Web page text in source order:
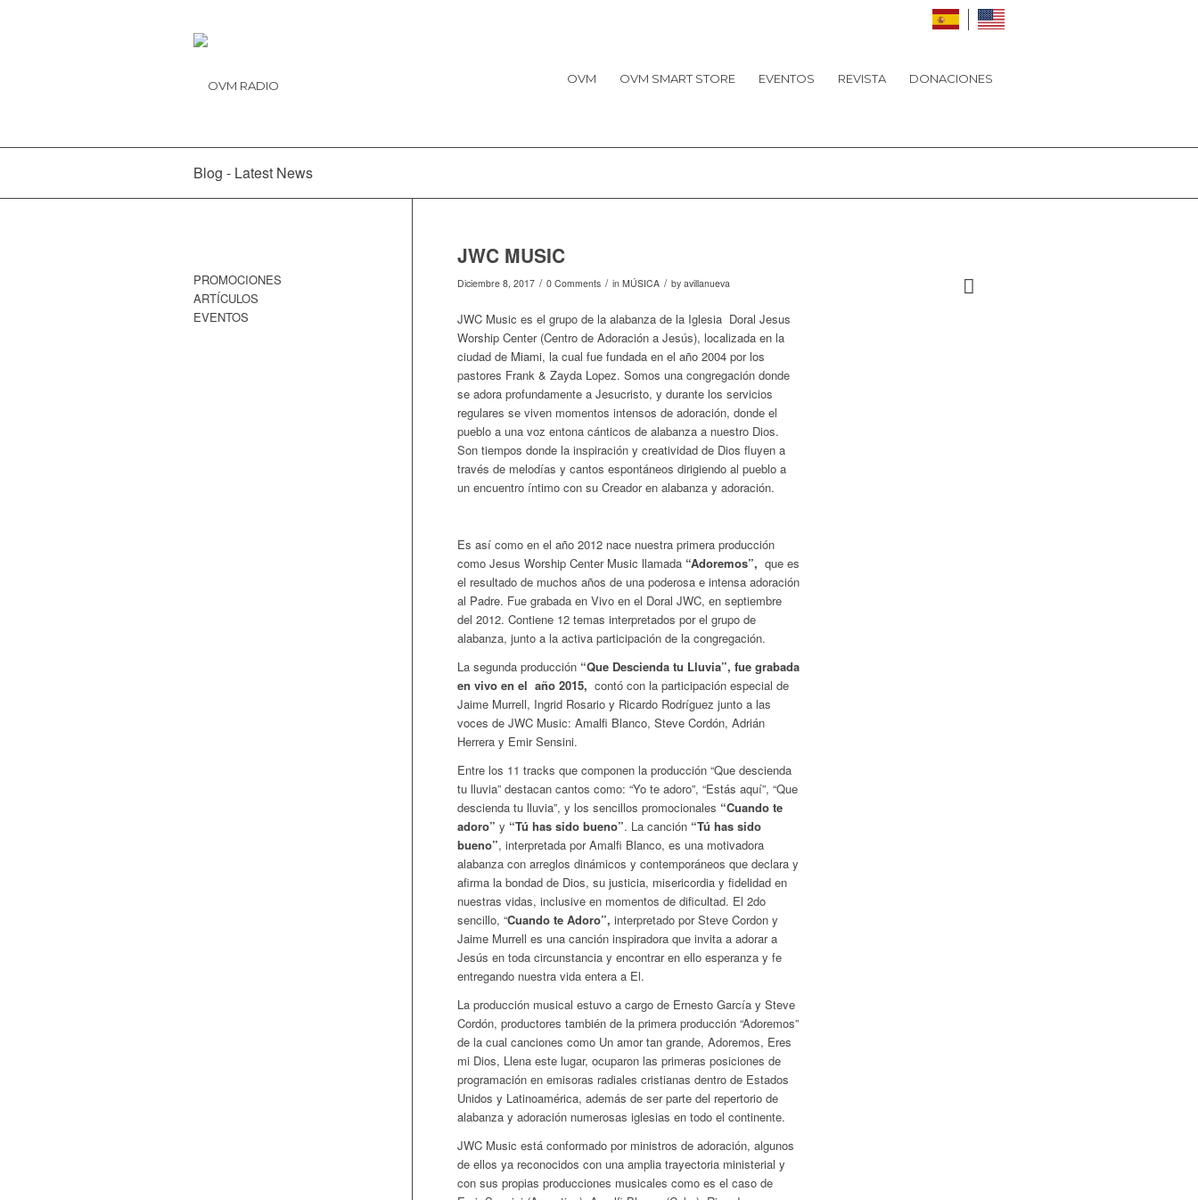
OVM OVM SMART STORE EVENTOS REVISTA DONACIONES
Blog - Latest News
JWC MUSIC
Diciembre 8, 2017 / 0 Comments / in MÚSICA / by avillanueva
JWC Music es el grupo de la alabanza de la Iglesia Doral Jesus
Worship Center (Centro de Adoración a Jesús), localizada en la
ciudad de Miami, la cual fue fundada en el año 2004 por los
pastores Frank & Zayda Lopez. Somos una congregación donde
se adora profundamente a Jesucristo, y durante los servicios
regulares se viven momentos intensos de adoración, donde el
pueblo a una voz entona cánticos de alabanza a nuestro Dios.
Son tiempos donde la inspiración y creatividad de Dios fluyen a
través de melodías y cantos espontáneos dirigiendo al pueblo a
un encuentro íntimo con su Creador en alabanza y adoración.
Es así como en el año 2012 nace nuestra primera producción
como Jesus Worship Center Music llamada “Adoremos”, que es
el resultado de muchos años de una poderosa e intensa adoración
al Padre. Fue grabada en Vivo en el Doral JWC, en septiembre
del 2012. Contiene 12 temas interpretados por el grupo de
alabanza, junto a la activa participación de la congregación.
La segunda producción “Que Descienda tu Lluvia”, fue grabada
en vivo en el año 2015, contó con la participación especial de
Jaime Murrell, Ingrid Rosario y Ricardo Rodríguez junto a las
voces de JWC Music: Amalfi Blanco, Steve Cordón, Adrián
Herrera y Emir Sensini.
Entre los 11 tracks que componen la producción “Que descienda
tu lluvia” destacan cantos como: “Yo te adoro”, “Estás aquí”, “Que
descienda tu lluvia”, y los sencillos promocionales “Cuando te
adoro” y “Tú has sido bueno”. La canción “Tú has sido
bueno”, interpretada por Amalfi Blanco, es una motivadora
alabanza con arreglos dinámicos y contemporáneos que declara y
afirma la bondad de Dios, su justicia, misericordia y fidelidad en
nuestras vidas, inclusive en momentos de dificultad. El 2do
sencillo, “Cuando te Adoro”, interpretado por Steve Cordon y
Jaime Murrell es una canción inspiradora que invita a adorar a
Jesús en toda circunstancia y encontrar en ello esperanza y fe
entregando nuestra vida entera a El.
La producción musical estuvo a cargo de Ernesto García y Steve
Cordón, productores también de la primera producción “Adoremos”
de la cual canciones como Un amor tan grande, Adoremos, Eres
mi Dios, Llena este lugar, ocuparon las primeras posiciones de
programación en emisoras radiales cristianas dentro de Estados
Unidos y Latinoamérica, además de ser parte del repertorio de
alabanza y adoración numerosas iglesias en todo el continente.
JWC Music está conformado por ministros de adoración, algunos
de ellos ya reconocidos con una amplia trayectoria ministerial y
con sus propias producciones musicales como es el caso de
PROMOCIONES
ARTÍCULOS
EVENTOS